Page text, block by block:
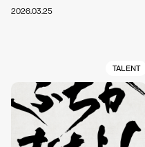
2026.03.25
TALENT